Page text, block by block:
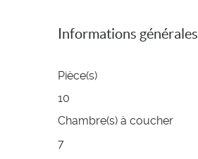
Informations générales
Pièce(s)
10
Chambre(s) à coucher
7